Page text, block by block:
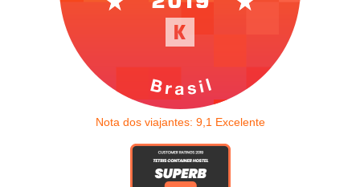
Nota dos viajantes: 9,1 Excelente